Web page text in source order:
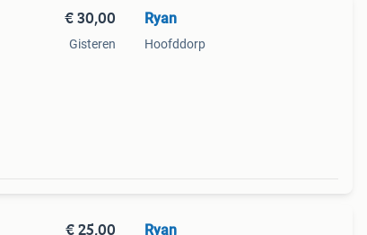
€ 30,00
Gisteren
Ryan
Hoofddorp
€ 25,00 Ryan